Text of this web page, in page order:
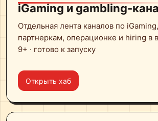
iGaming и gambling-
Отдельная лента каналов по
партнеркам, операционке и hiring в
9+ · готово к запуску
Открыть хаб